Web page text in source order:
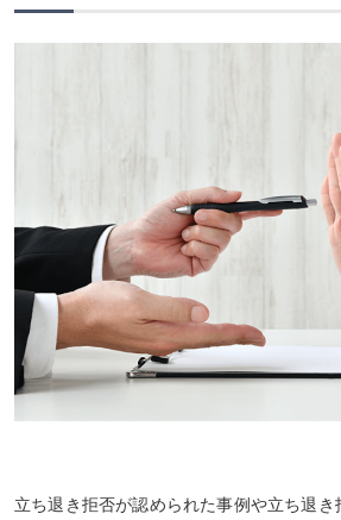
立ち退き拒否が認められた事例や立ち退